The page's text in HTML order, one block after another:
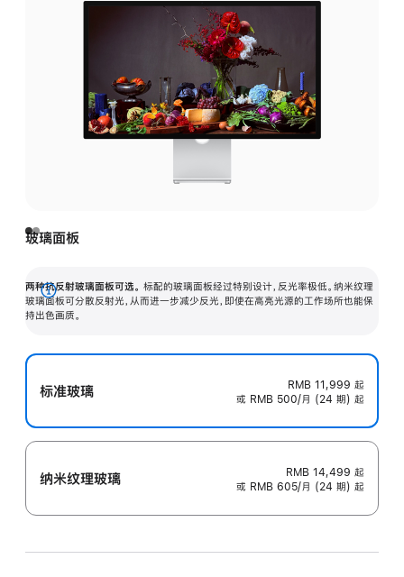
玻璃面板
两种抗反射玻璃面板可选。 标配的玻璃面板经过特别设计，反光率极低。纳米纹理
玻璃面板可分散反射光，从而进一步减少反光，即使在高亮光源的工作场所也能保
持出色画质。
展
开
标准玻璃 RMB 11,999 起
或 RMB 500/月 (24 期) 起
纳米纹理玻璃 RMB 14,499 起
或 RMB 605/月 (24 期) 起